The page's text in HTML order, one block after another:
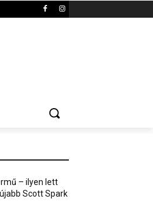
– ilyen lett
Scott Spark